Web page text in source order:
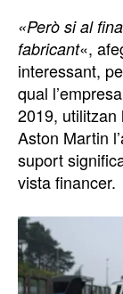
«Però si al
fabricant«,
interessant,
qual
2019, utilitzan
Aston Martin
suport
vista financer.